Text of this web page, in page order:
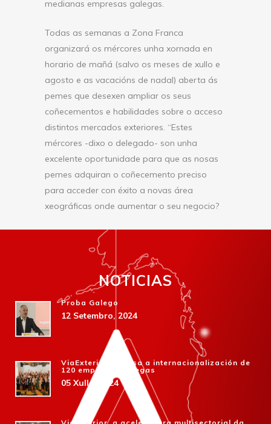
medianas empresas galegas.
Todas as semanas a Zona Franca
organizará os mércores unha xornada en
horario de mañá (salvo os meses de xullo e
agosto e as vacacións de nadal) aberta ás
pemes que desexen ampliar os seus
coñecementos e habilidades sobre o acceso
distintos mercados exteriores. “Estes
mércores -dixo o delegado- son unha
excelente oportunidade para que as nosas
pemes adquiran o coñecemento preciso
para acceder con éxito a novas área
xeográficas onde aumentar o seu negocio?
NOTICIAS
Proba Galego
12 Setembro, 2024
ViaExterior impulsa a internacionalización de
120 empresas galegas
05 Xullo, 2024